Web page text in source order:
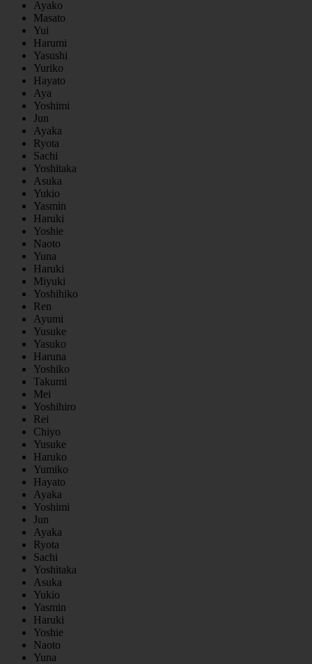
Ayako
Masato
Yui
Harumi
Yasushi
Yuriko
Hayato
Aya
Yoshimi
Jun
Ayaka
Ryota
Sachi
Yoshitaka
Asuka
Yukio
Yasmin
Haruki
Yoshie
Naoto
Yuna
Haruki
Miyuki
Yoshihiko
Ren
Ayumi
Yusuke
Yasuko
Haruna
Yoshiko
Takumi
Mei
Yoshihiro
Rei
Chiyo
Yusuke
Haruko
Yumiko
Hayato
Ayaka
Yoshimi
Jun
Ayaka
Ryota
Sachi
Yoshitaka
Asuka
Yukio
Yasmin
Haruki
Yoshie
Naoto
Yuna